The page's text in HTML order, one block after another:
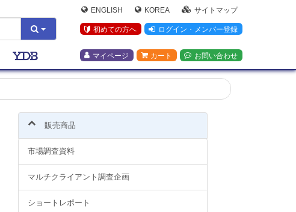
ENGLISH KOREA サイトマップ
初めての方へ ログイン・メンバー登録
マイページ カート お問い合わせ
販売商品
市場調査資料
マルチクライアント調査企画
ショートレポート